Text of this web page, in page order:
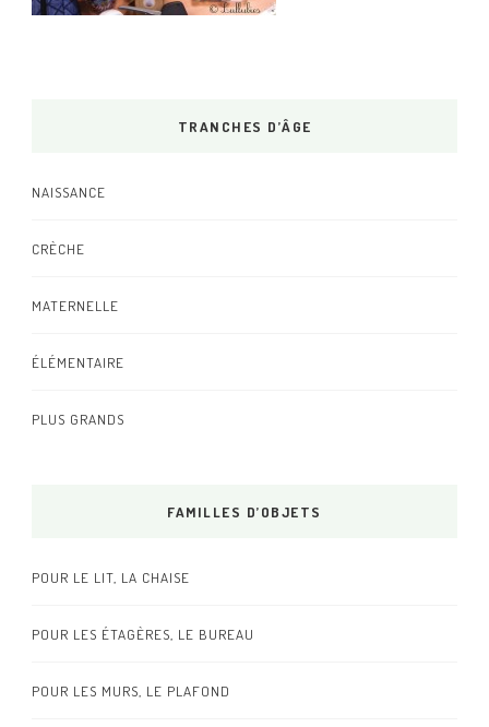
TRANCHES D’ÂGE
NAISSANCE
CRÈCHE
MATERNELLE
ÉLÉMENTAIRE
PLUS GRANDS
FAMILLES D’OBJETS
POUR LE LIT, LA CHAISE
POUR LES ÉTAGÈRES, LE BUREAU
POUR LES MURS, LE PLAFOND